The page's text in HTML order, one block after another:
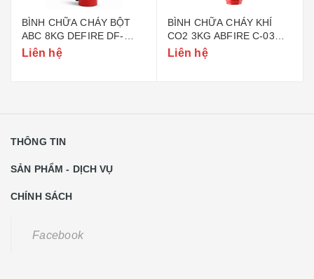
BÌNH CHỮA CHÁY BỘT
ABC 8KG DEFIRE DF-
ABC8 (BỘ CÔNG AN)
Liên hệ
BÌNH CHỮA CHÁY KHÍ
CO2 3KG ABFIRE C-03
(TEM BỘ CÔNG AN)
Liên hệ
THÔNG TIN
SẢN PHẨM - DỊCH VỤ
CHÍNH SÁCH
Facebook